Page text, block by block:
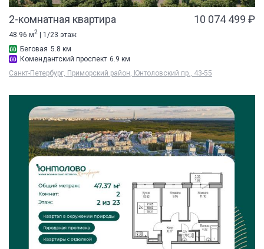
2-комнатная квартира 10 074 499 ₽
48.96 м2
| 1/23 этаж
Беговая 5.8 км
Комендантский проспект 6.9 км
Санкт-Петербург, Приморский район, Юнтоловский пр., 43-55